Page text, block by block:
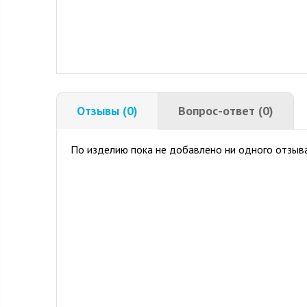
Отзывы (0) Вопрос-ответ (0)
По изделию пока не добавлено ни одного